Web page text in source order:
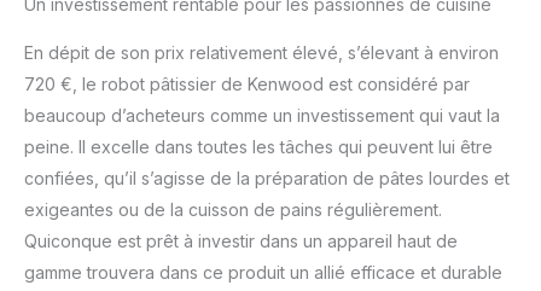
TITANIUM, le robot
PATISSIER XL se
transforme en de
nombreux autres
préparateurs culinaires
accessoires; Installez
l’accessoire sur le robot
et transformez-le en
robot multifonction,
En dépit de son prix relativement élevé, s’élevant à environ
720 €, le robot pâtissier de Kenwood est considéré par
beaucoup d’acheteurs comme un investissement qui vaut la
peine. Il excelle dans toutes les tâches qui peuvent lui être
confiées, qu’il s’agisse de la préparation de pâtes lourdes et
exigeantes ou de la cuisson de pains régulièrement.
Quiconque est prêt à investir dans un appareil haut de
gamme trouvera dans ce produit un allié efficace et durable